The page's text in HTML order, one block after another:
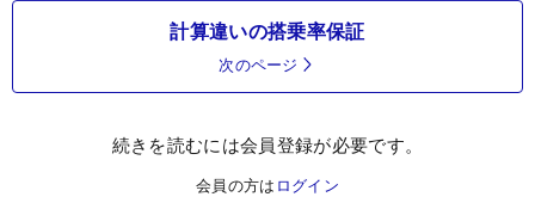
計算違いの搭乗率保証
次のページ
続きを読むには会員登録が必要です。
会員の方は ログイン